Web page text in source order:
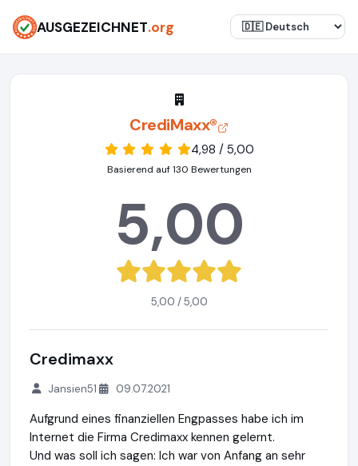
AUSGEZEICHNET.org
CrediMaxx®
4,98 / 5,00
Basierend auf 130 Bewertungen
5,00
5,00 / 5,00
Credimaxx
Jansien51 09.07.2021
Aufgrund eines finanziellen Engpasses habe ich im
Internet die Firma Credimaxx kennen gelernt.
Und was soll ich sagen: Ich war von Anfang an sehr